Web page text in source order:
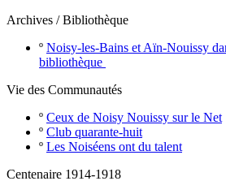
Archives / Bibliothèque
º Noisy-les-Bains et Aïn-Nouissy
bibliothèque
Vie des Communautés
º Ceux de Noisy Nouissy sur le Net
º Club quarante-huit
º Les Noiséens ont du talent
Centenaire 1914-1918